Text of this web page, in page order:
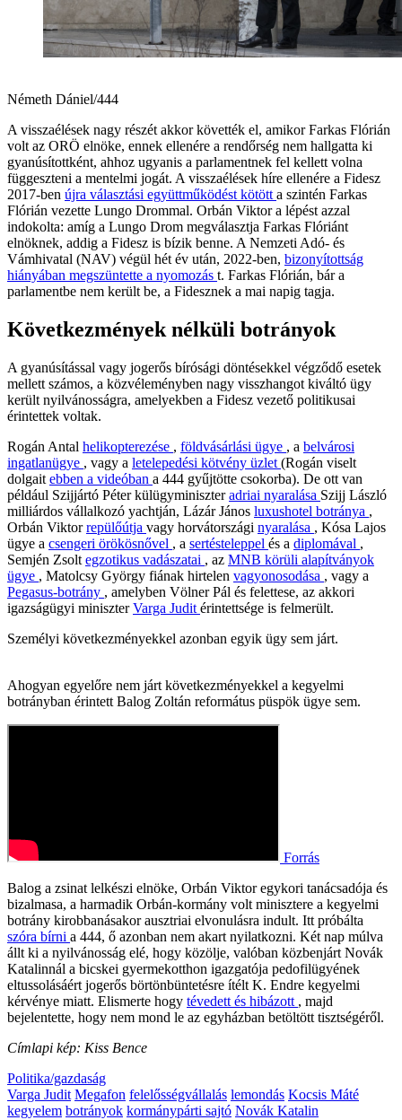
Németh Dániel/444
A visszaélések nagy részét akkor követték el, amikor Farkas Flórián
volt az ORÖ elnöke, ennek ellenére a rendőrség nem hallgatta ki
gyanúsítottként, ahhoz ugyanis a parlamentnek fel kellett volna
függeszteni a mentelmi jogát. A visszaélések híre ellenére a Fidesz
2017-ben újra választási együttműködést kötött a szintén Farkas
Flórián vezette Lungo Drommal. Orbán Viktor a lépést azzal
indokolta: amíg a Lungo Drom megválasztja Farkas Flóriánt
elnöknek, addig a Fidesz is bízik benne. A Nemzeti Adó- és
Vámhivatal (NAV) végül hét év után, 2022-ben, bizonyítottság
hiányában megszüntette a nyomozás t. Farkas Flórián, bár a
parlamentbe nem került be, a Fidesznek a mai napig tagja.
Következmények nélküli botrányok
A gyanúsítással vagy jogerős bírósági döntésekkel végződő esetek
mellett számos, a közvéleményben nagy visszhangot kiváltó ügy
került nyilvánosságra, amelyekben a Fidesz vezető politikusai
érintettek voltak.
Rogán Antal helikopterezése , földvásárlási ügye , a belvárosi
ingatlanügye , vagy a letelepedési kötvény üzlet (Rogán viselt
dolgait ebben a videóban a 444 gyűjtötte csokorba). De ott van
például Szijjártó Péter külügyminiszteradriai nyaralása Szijj László
milliárdos vállalkozó yachtján, Lázár János luxushotel botránya ,
Orbán Viktorrepülőútja vagy horvátországi nyaralása , Kósa Lajos
ügye a csengeri örökösnővel , a sertésteleppel és a diplomával ,
Semjén Zsolt egzotikus vadászatai , az MNB körüli alapítványok
ügye , Matolcsy György fiának hirtelen vagyonosodása , vagy a
Pegasus-botrány , amelyben Völner Pál és felettese, az akkori
igazságügyi miniszterVarga Judit érintettsége is felmerült.
Személyi következményekkel azonban egyik ügy sem járt.
Ahogyan egyelőre nem járt következményekkel a kegyelmi
botrányban érintett Balog Zoltán református püspök ügye sem.
Forrás
Balog a zsinat lelkészi elnöke, Orbán Viktor egykori tanácsadója és
bizalmasa, a harmadik Orbán-kormány volt minisztere a kegyelmi
botrány kirobbanásakor ausztriai elvonulásra indult. Itt próbálta
szóra bírni a 444, ő azonban nem akart nyilatkozni. Két nap múlva
állt ki a nyilvánosság elé, hogy közölje, valóban közbenjárt Novák
Katalinnál a bicskei gyermekotthon igazgatója pedofilügyének
eltussolásáért jogerős börtönbüntetésre ítélt K. Endre kegyelmi
kérvénye miatt. Elismerte hogy tévedett és hibázott , majd
bejelentette, hogy nem mond le az egyházban betöltött tisztségéről.
Címlapi kép: Kiss Bence
Politika/gazdaság
Varga Judit Megafon felelősségvállalás lemondás Kocsis Máté
kegyelem botrányok kormánypárti sajtó Novák Katalin